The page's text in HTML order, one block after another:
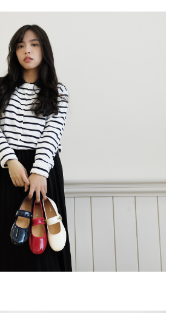
認金額後，即可完成結帳。
到繳費通知簡訊。
天內，點擊此簡訊中的連結，可透過四大超商／
進行付款，方視為交易完成。
下不需立刻繳費，但若您需要取消訂單，請聯絡
同意取消之訂單仍視為有效，需透過AFTEE先享
先享後付 」之結帳頁面顯示為準，若有關於
消欲退款等相關疑問，請聯繫「AFTEE先享後付
support/home
限公司提供之「AFTEE先享後付」服務完成之交
內提供個人資料，並將交易相關給付款項請求債
公司。
請瀏覽以下網址：
徵得法定代理人或監護人之同意方可使用
經同意申辦者引起之損失，本公司不負相關責
」時，將依據個別帳號之用戶狀況，依本公司即
；若仍有額度不足之情形，本公司將視審查結果
使用他人資訊註冊。若發現惡意使用之情形，
以上)免運費
含以上)免運費
含以上)免運費
含以上)免運費